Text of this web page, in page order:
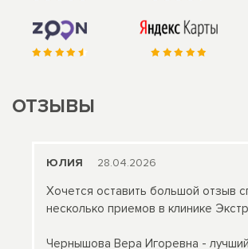
ОТЗЫВЫ
ЮЛИЯ 28.04.2026
Хочется оставить большой отзыв
несколько приемов в клинике
Чернышова Вера Игоревна -